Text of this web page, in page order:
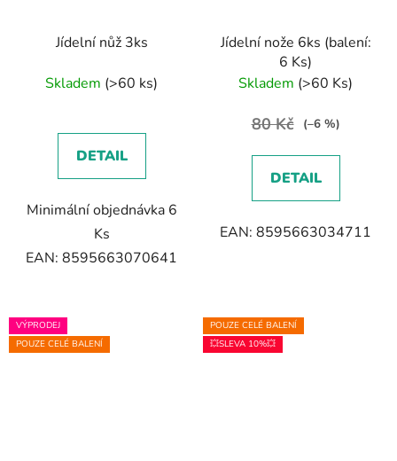
Jídelní nůž 3ks
Skladem (>60 ks)
DETAIL
Minimální objednávka 6
Ks
EAN: 8595663070641
Jídelní nože 6ks (balení:
6 Ks)
Skladem (>60 Ks)
80 Kč (–6 %)
DETAIL
EAN: 8595663034711
VÝPRODEJ
POUZE CELÉ BALENÍ
POUZE CELÉ BALENÍ
💥SLEVA 10%💥